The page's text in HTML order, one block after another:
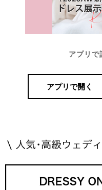
アプリで
アプリで開く